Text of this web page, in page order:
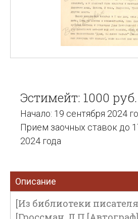
Эстимейт: 1000 руб.
Начало: 19 сентября 2024
Прием заочных ставок до
2024 года
Описание
[Из библиотеки